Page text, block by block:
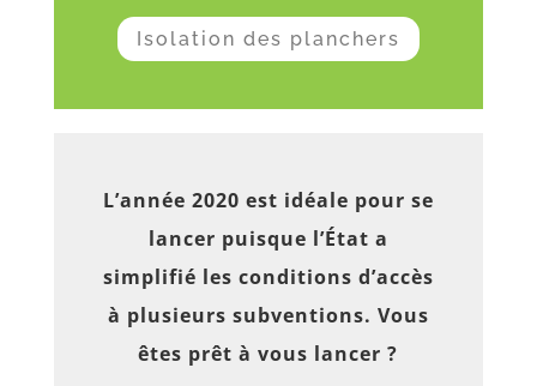
Isolation des planchers
L’année 2020 est idéale pour se
lancer puisque l’État a
simplifié les conditions d’accès
à plusieurs subventions. Vous
êtes prêt à vous lancer ?